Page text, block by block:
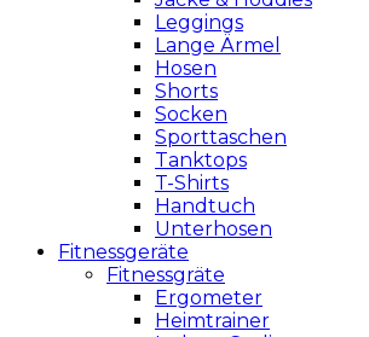
Leggings
Lange Ärmel
Hosen
Shorts
Socken
Sporttaschen
Tanktops
T-Shirts
Handtuch
Unterhosen
Fitnessgeräte
Fitnessgräte
Ergometer
Heimtrainer